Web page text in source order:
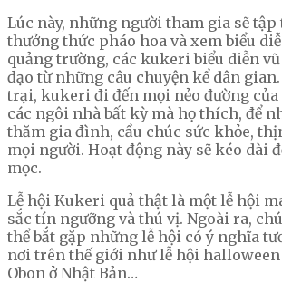
Lúc này, những người tham gia sẽ
thưởng thức pháo hoa và xem biểu
quảng trường, các kukeri biểu diễn
đạo từ những câu chuyện kể dân
trại, kukeri đi đến mọi nẻo đường
các ngôi nhà bất kỳ mà họ thích, để
thăm gia đình, cầu chúc sức khỏe,
mọi người. Hoạt động này sẽ kéo dài
mọc.
Lễ hội Kukeri quả thật là một lễ hội
sắc tín ngưỡng và thú vị. Ngoài ra,
thể bắt gặp những lễ hội có ý nghĩa
nơi trên thế giới như lễ hội halloween
Obon ở Nhật Bản…